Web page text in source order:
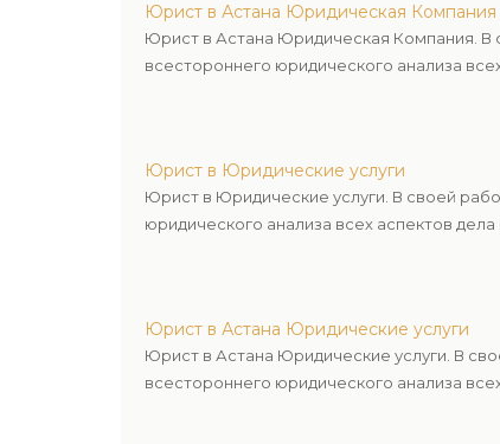
Юрист в Астана Юридическая Компания
Юрист в Астана Юридическая Компания. В
всестороннего юридического анализа
Юрист в Юридические услуги
Юрист в Юридические услуги. В своей
юридического анализа всех аспектов
Юрист в Астана Юридические услуги
Юрист в Астана Юридические услуги. В
всестороннего юридического анализа